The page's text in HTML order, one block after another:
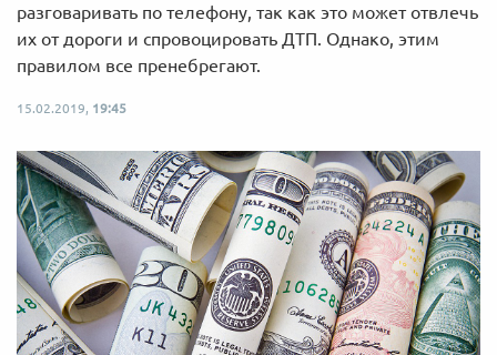
разговаривать по телефону, так как это может отвлечь
их от дороги и спровоцировать ДТП. Однако, этим
правилом все пренебрегают.
15.02.2019, 19:45